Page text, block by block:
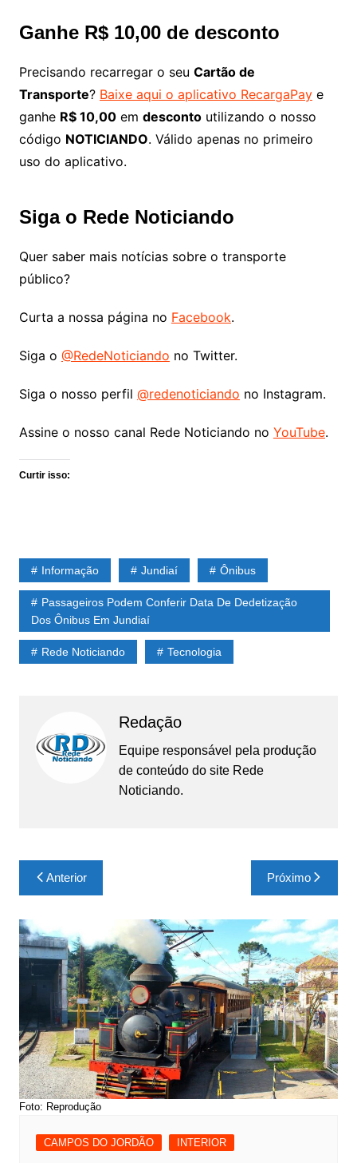
Ganhe R$ 10,00 de desconto
Precisando recarregar o seu Cartão de
Transporte? Baixe aqui o aplicativo RecargaPaye
ganhe R$ 10,00em descontoutilizando o nosso
código NOTICIANDO. Válido apenas no primeiro
uso do aplicativo.
Siga o Rede Noticiando
Quer saber mais notícias sobre o transporte
público?
Curta a nossa página no Facebook.
Siga o @RedeNoticiando no Twitter.
Siga o nosso perfil @redenoticiando no Instagram.
Assine o nosso canal Rede Noticiando no YouTube.
Curtir isso:
Informação Jundiaí Ônibus
Passageiros Podem Conferir Data De Dedetização
Dos Ônibus Em Jundiaí
Rede Noticiando Tecnologia
Redação
Equipe responsável pela produção
de conteúdo do site Rede
Noticiando.
Navegação
de
Post
Anterior Próximo
Foto: Reprodução
CAMPOS DO JORDÃO INTERIOR